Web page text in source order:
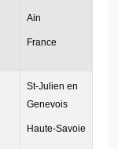
Ain
France
St-Julien en
Genevois
Haute-Savoie